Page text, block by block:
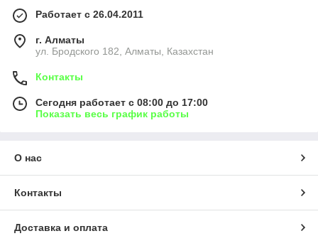
Работает с 26.04.2011
г. Алматы
ул. Бродского 182, Алматы, Казахстан
Контакты
Сегодня работает с 08:00 до 17:00
Показать весь график работы
О нас
Контакты
Доставка и оплата